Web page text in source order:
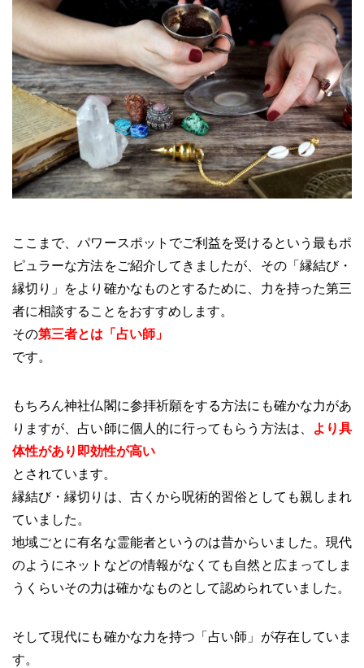
ここまで、パワースポットでご利益を受けるという最もポ
ピュラーな方法をご紹介してきましたが、その「縁結び・
縁切り」をより確かなものとするために、力を持った第三
者に相談することをおすすめします。
その第三者とは「占い師」
です。
もちろん神社仏閣に参拝祈願をする方法にも確かな力があ
りますが、占い師に個人的に行ってもらう方法は、
より具
体性があり即効性が高い
とされています。
縁結び・縁切りは、古くから呪術的習俗としても親しまれ
ていました。
地域ごとに有名な霊能者というのは昔からいました。現代
のようにネットなどの情報がなくても自然と広まってしま
うくらいその力は確かなものとして認められていました。
そして現代にも確かな力を持つ「占い師」が存在していま
す。